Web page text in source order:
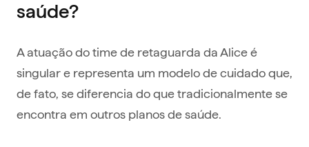
saúde?
A atuação do time de retaguarda da Alice é
singular e representa um modelo de cuidado que,
de fato, se diferencia do que tradicionalmente se
encontra em outros planos de saúde.